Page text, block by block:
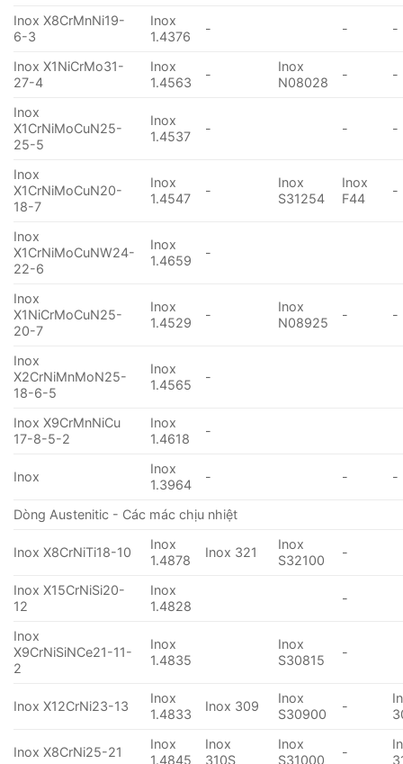
Inox X8CrMnNi19-
6-3
Inox
1.4376
- - -
Inox X1NiCrMo31-
27-4
Inox
1.4563
-
Inox
N08028
- -
Inox
X1CrNiMoCuN25-
25-5
Inox
1.4537
- - -
Inox
X1CrNiMoCuN20-
18-7
Inox
1.4547
-
Inox
S31254
Inox
F44
-
Inox
X1CrNiMoCuNW24-
22-6
Inox
1.4659
-
Inox
X1NiCrMoCuN25-
20-7
Inox
1.4529
-
Inox
N08925
- -
Inox
X2CrNiMnMoN25-
18-6-5
Inox
1.4565
-
Inox X9CrMnNiCu
17-8-5-2
Inox
1.4618
-
Inox
Inox
1.3964
- - -
Dòng Austenitic - Các mác chịu nhiệt
Inox X8CrNiTi18-10
Inox
1.4878
Inox 321
Inox
S32100
-
Inox X15CrNiSi20-
12
Inox
1.4828
-
Inox
X9CrNiSiNCe21-11-
2
Inox
1.4835
Inox
S30815
-
Inox X12CrNi23-13
Inox
1.4833
Inox 309
Inox
S30900
-
Inox X8CrNi25-21
Inox
1.4845
Inox
310S
Inox
S31000
-